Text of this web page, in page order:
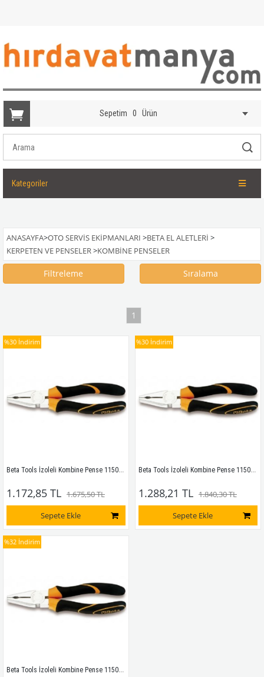
Sepetim 0 Ürün
Kategoriler
ANASAYFA>OTO SERVIS EKIPMANLARI >BETA EL ALETLERI >
KERPETEN VE PENSELER>KOMBINE PENSELER
Filtreleme Sıralama
1
Beta Tools İzoleli Kombine Pense 1150BM 160
1.172,85 TL 1.675,50 TL
Sepete Ekle
%30 İndirim
Beta Tools İzoleli Kombine Pense 1150BM 180
1.288,21 TL 1.840,30 TL
Sepete Ekle
%30 İndirim
Beta Tools İzoleli Kombine Pense 1150BM 200
%32 İndirim